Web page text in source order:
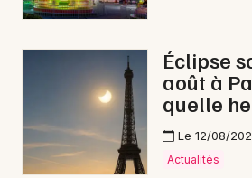
Magazine à Paris
Éclipse
août à
quelle
Le 12/08/
Actualités